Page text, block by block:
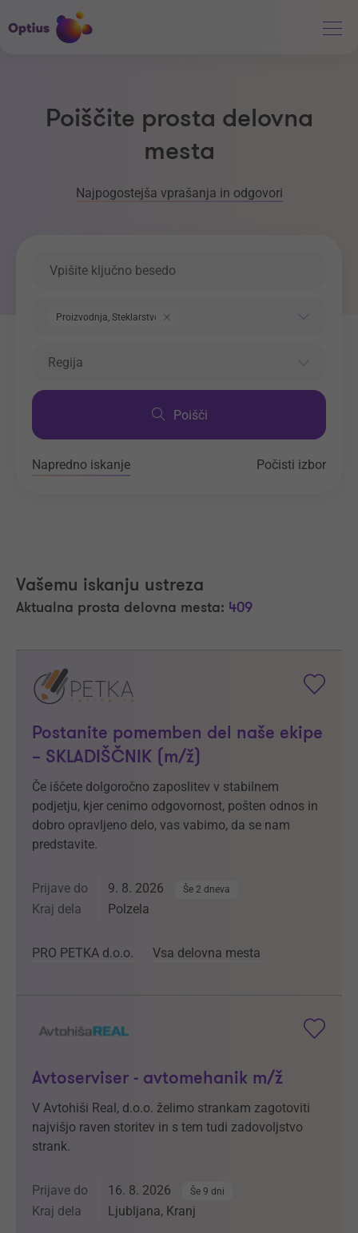
Poiščite prosta delovna
mesta
Najpogostejša vprašanja in odgovori
Proizvodnja, Steklarstvo
Regija
Poišči
Napredno iskanje Počisti izbor
Vašemu iskanju ustreza
Aktualna prosta delovna mesta: 409
Postanite pomemben del naše ekipe
– SKLADIŠČNIK (m/ž)
Če iščete dolgoročno zaposlitev v stabilnem
podjetju, kjer cenimo odgovornost, pošten odnos in
dobro opravljeno delo, vas vabimo, da se nam
predstavite.
Prijave do 9. 8. 2026 Še 2 dneva
Kraj dela Polzela
PRO PETKA d.o.o. Vsa delovna mesta
Avtoserviser - avtomehanik m/ž
V Avtohiši Real, d.o.o. želimo strankam zagotoviti
najvišjo raven storitev in s tem tudi zadovoljstvo
strank.
Prijave do 16. 8. 2026 Še 9 dni
Kraj dela Ljubljana, Kranj